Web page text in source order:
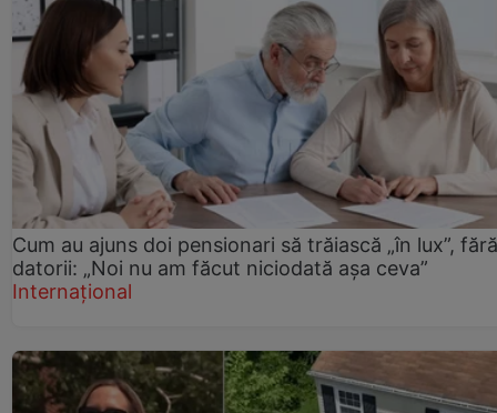
Cum au ajuns doi pensionari să trăiască „în lux”, fără
datorii: „Noi nu am făcut niciodată așa ceva”
Internațional